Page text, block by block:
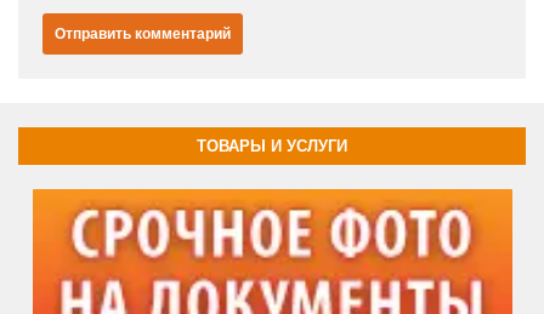
ТОВАРЫ И УСЛУГИ